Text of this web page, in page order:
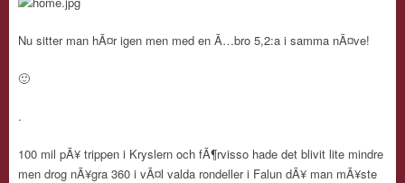
Nu sitter man hÃ¤r igen men med en Ã…bro 5,2:a i samma nÃ¤ve!
🙂
.
100 mil pÃ¥ trippen i Kryslern och fÃ¶rvisso hade det blivit lite mindre
men drog nÃ¥gra 360 i vÃ¤l valda rondeller i Falun dÃ¥ man mÃ¥ste